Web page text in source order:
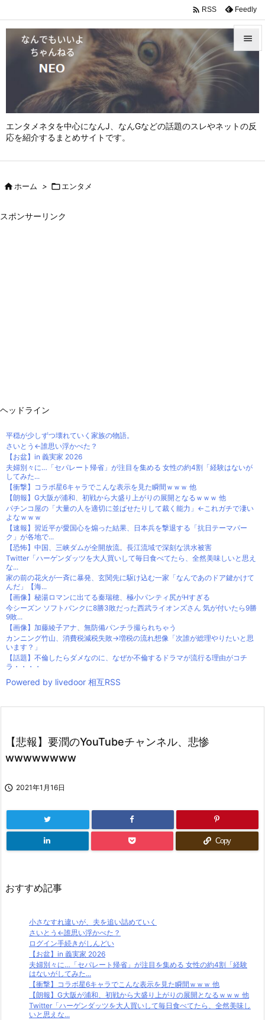
エンタメネタを中心になんJ、なんGなどの話題のスレやネットの反
応を紹介するまとめサイトです。



 RSS Feedly
ホーム > エンタメ
スポンサーリンク
ヘッドライン
平穏が少しずつ壊れていく家族の物語。
さいとう←誰思い浮かべた？
【お盆】in 義実家 2026
夫婦別々に…「セパレート帰省」が注目を集める 女性の約4割「経験はないが
してみた...
【衝撃】コラボ星6キャラでこんな表示を見た瞬間ｗｗｗ 他
【朗報】G大阪が浦和、初戦から大盛り上がりの展開となるｗｗｗ 他
パチンコ屋の「大量の人を適切に並ばせたりして裁く能力」←これガチで凄い
よなｗｗｗ
【速報】習近平が愛国心を煽った結果、日本兵を撃退する「抗日テーマパー
ク」が各地で...
【恐怖】中国、三峡ダムが全開放流。長江流域で深刻な洪水被害
Twitter「ハーゲンダッツを大人買いして毎日食べてたら、全然美味しいと思え
な...
家の前の花火が一斉に暴発、玄関先に駆け込む一家「なんであのドア鍵かけて
んだ」【海...
【画像】秘湯ロマンに出てる秦瑞穂、極小パンティ尻がHすぎる
今シーズン ソフトバンクに8勝3敗だった西武ライオンズさん 気が付いたら9勝
9敗...
【画像】加藤綾子アナ、無防備パンチラ撮られちゃう
カンニング竹山、消費税減税失敗→増税の流れ想像「次誰が総理やりたいと思
います？」
【話題】不倫したらダメなのに、なぜか不倫するドラマが流行る理由がコチ
ラ・・・・
Powered by livedoor 相互RSS
【悲報】要潤のYouTubeチャンネル、悲惨
wwwwwwww
 2021年1月16日
Copy
おすすめ記事
小さなすれ違いが、夫を追い詰めていく
さいとう←誰思い浮かべた？
ログイン手続きがしんどい
【お盆】in 義実家 2026
夫婦別々に…「セパレート帰省」が注目を集める 女性の約4割「経験
はないがしてみた...
【衝撃】コラボ星6キャラでこんな表示を見た瞬間ｗｗｗ 他
【朗報】G大阪が浦和、初戦から大盛り上がりの展開となるｗｗｗ 他
Twitter「ハーゲンダッツを大人買いして毎日食べてたら、全然美味し
いと思えな...